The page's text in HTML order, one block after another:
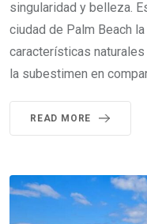
singularidad y belleza.
ciudad de Palm Beach
características
la subestimen en
READ MORE